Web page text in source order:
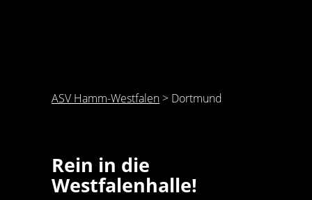
ASV Hamm-Westfalen > Dortmund
Rein in die
Westfalenhalle!